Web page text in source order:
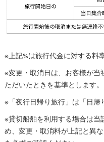
※上記%は旅行代金に対する料
※変更・取消日は、お客様が当
ただいたときを基準とします。
※「夜行日帰り旅行」は「日帰
※貸切船舶を利用する場合は当
め、変更・取消料が上記と異